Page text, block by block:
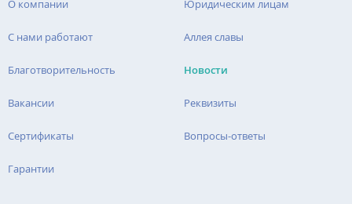
О компании Юридическим лицам
С нами работают Аллея славы
Благотворительность Новости
Вакансии Реквизиты
Сертификаты Вопросы-ответы
Гарантии